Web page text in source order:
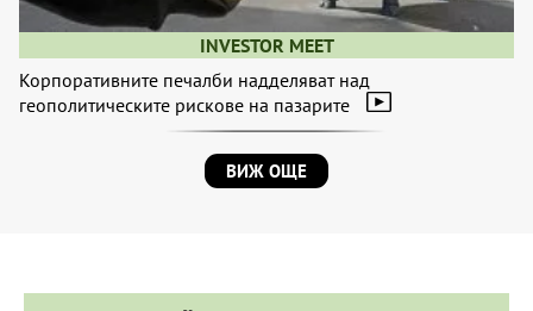
INVESTOR MEET
Корпоративните печалби надделяват над
геополитическите рискове на пазарите
ВИЖ ОЩЕ